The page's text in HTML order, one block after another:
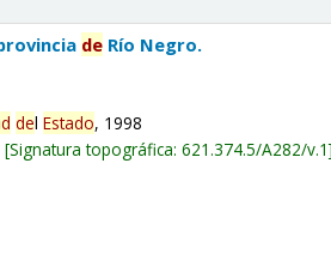
de Río Negro.
delEstado, 1998
Signatura topográfica:621.374.5/A282/v.1